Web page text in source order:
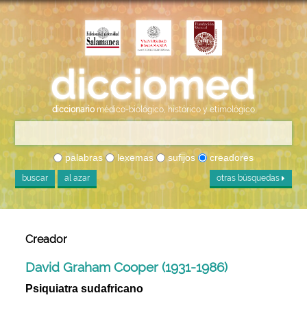
diccionario médico-biológico, histórico y etimológico
palabras lexemas sufijos creadores
buscar al azar otras búsquedas
Creador
David Graham Cooper (1931-1986)
Psiquiatra sudafricano